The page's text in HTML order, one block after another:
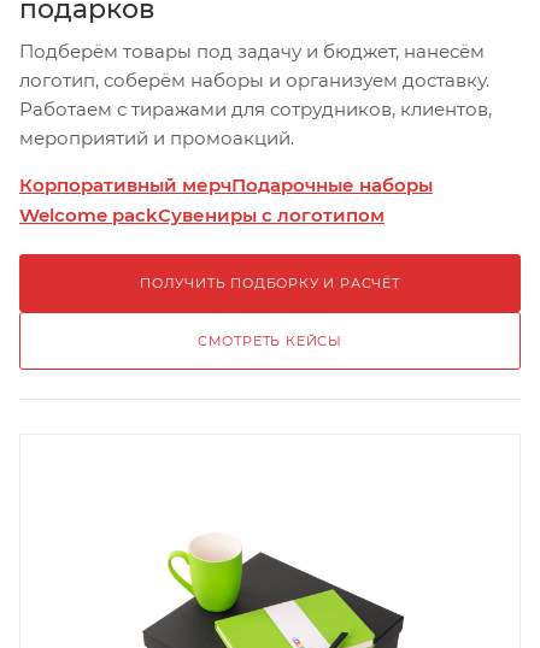
подарков
Подберём товары под задачу и бюджет, нанесём
логотип, соберём наборы и организуем доставку.
Работаем с тиражами для сотрудников, клиентов,
мероприятий и промоакций.
Корпоративный мерчПодарочные наборы
Welcome packСувениры с логотипом
ПОЛУЧИТЬ ПОДБОРКУ И РАСЧЁТ
СМОТРЕТЬ КЕЙСЫ